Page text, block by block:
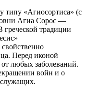
типу «Агиосортиса» (с
Агиа Сорос —
традиции
Перед иконой
любых заболеваний.
войн и о